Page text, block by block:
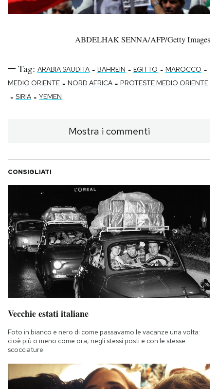
ABDELHAK SENNA/AFP/Getty Images
Tag: ARABIA SAUDITA - BAHREIN - EGITTO - MAROCCO -
MEDIO ORIENTE - NORD AFRICA - PROTESTE MEDIO ORIENTE
- SIRIA - YEMEN
Mostra i commenti
CONSIGLIATI
Vecchie estati italiane
Foto in bianco e nero di come passavamo le vacanze una volta:
cioè più o meno come ora, negli stessi posti e con le stesse
scocciature